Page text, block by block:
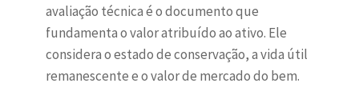
avaliação técnica é o documento que
fundamenta o valor atribuído ao ativo. Ele
considera o estado de conservação, a vida útil
remanescente e o valor de mercado do bem.